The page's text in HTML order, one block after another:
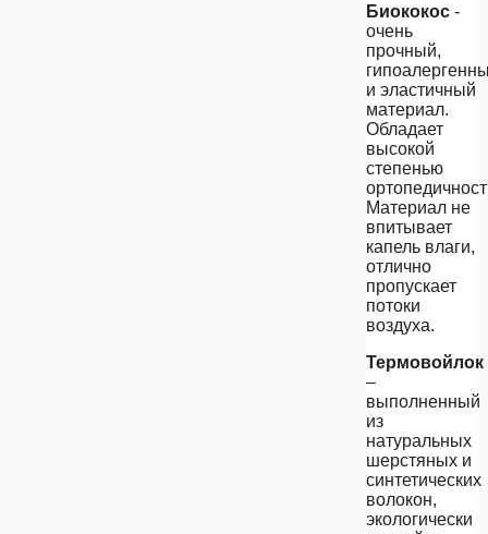
Биококос -
очень
прочный,
и эластичный
материал.
Обладает
высокой
степенью
Материал не
впитывает
капель влаги,
отлично
пропускает
потоки
воздуха.
Термовойлок
–
выполненный
из
натуральных
шерстяных и
синтетических
волокон,
экологически